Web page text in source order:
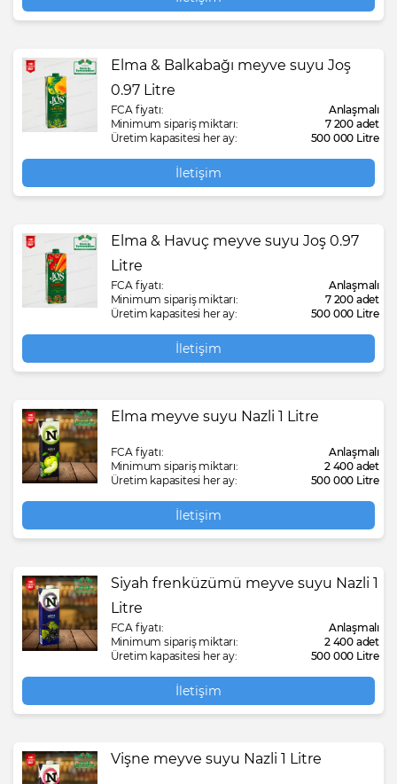
Elma & Balkabağı meyve suyu Joş
0.97 Litre
FCA fiyatı:
Anlaşmalı
Minimum sipariş miktarı:
7 200 adet
Üretim kapasitesi her ay:
500 000 Litre
İletişim
Elma & Havuç meyve suyu Joş 0.97
Litre
FCA fiyatı:
Anlaşmalı
Minimum sipariş miktarı:
7 200 adet
Üretim kapasitesi her ay:
500 000 Litre
İletişim
Elma meyve suyu Nazli 1 Litre
FCA fiyatı:
Anlaşmalı
Minimum sipariş miktarı:
2 400 adet
Üretim kapasitesi her ay:
500 000 Litre
İletişim
Siyah frenküzümü meyve suyu Nazli 1
Litre
FCA fiyatı:
Anlaşmalı
Minimum sipariş miktarı:
2 400 adet
Üretim kapasitesi her ay:
500 000 Litre
İletişim
Vişne meyve suyu Nazli 1 Litre